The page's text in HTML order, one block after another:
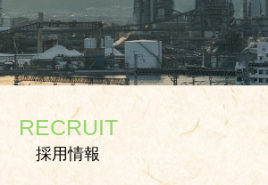
RECRUIT
採用情報